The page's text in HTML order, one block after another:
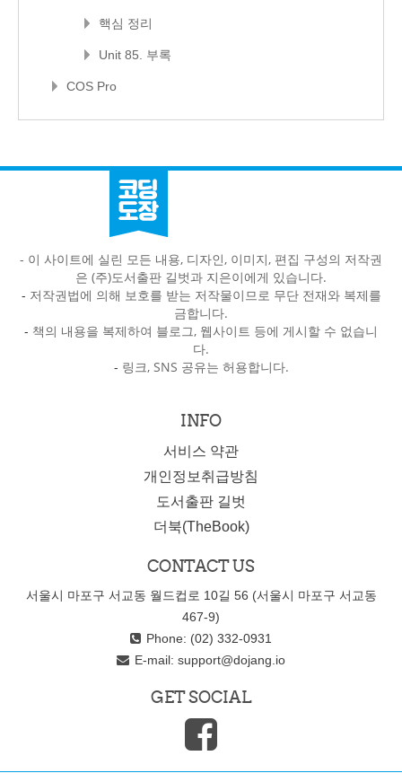
핵심 정리
Unit 85. 부록
COS Pro
- 이 사이트에 실린 모든 내용, 디자인, 이미지, 편집 구성의 저작권
은 (주)도서출판 길벗과 지은이에게 있습니다.
- 저작권법에 의해 보호를 받는 저작물이므로 무단 전재와 복제를
금합니다.
- 책의 내용을 복제하여 블로그, 웹사이트 등에 게시할 수 없습니
다.
- 링크, SNS 공유는 허용합니다.
INFO
서비스 약관
개인정보취급방침
도서출판 길벗
더북(TheBook)
CONTACT US
서울시 마포구 서교동 월드컵로 10길 56 (서울시 마포구 서교동
467-9)
Phone: (02) 332-0931
E-mail: support@dojang.io
GET SOCIAL